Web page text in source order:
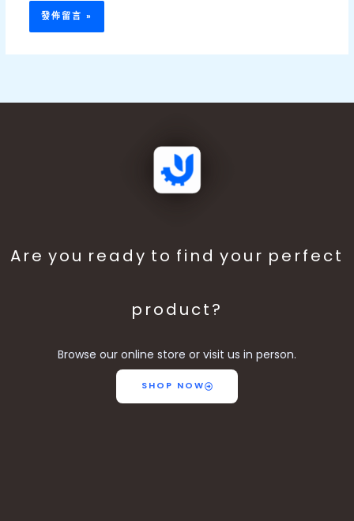
Are you ready to find your perfect
product?
Browse our online store or visit us in person.
SHOP NOW